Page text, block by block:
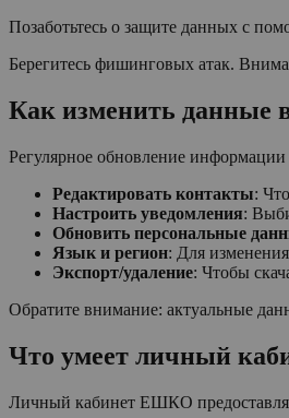
Позаботьтесь о защите данных с
Берегитесь фишинговых атак.
Как изменить
Регулярное обновление
Редактировать контакты:
Настроить уведомления:
Обновить персональные
Язык и регион: Для
Экспорт/удаление: Чтобы
Обратите внимание: актуальные
Что умеет личный
Личный кабинет ЕШКО